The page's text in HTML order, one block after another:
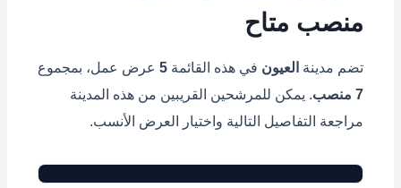
منصب متاح
تضم مدينة العيون في هذه القائمة 5 عرض عمل، بمجموع
7 منصب
. يمكن للمرشحين القريبين من هذه المدينة
مراجعة التفاصيل التالية واختيار العرض الأنسب.